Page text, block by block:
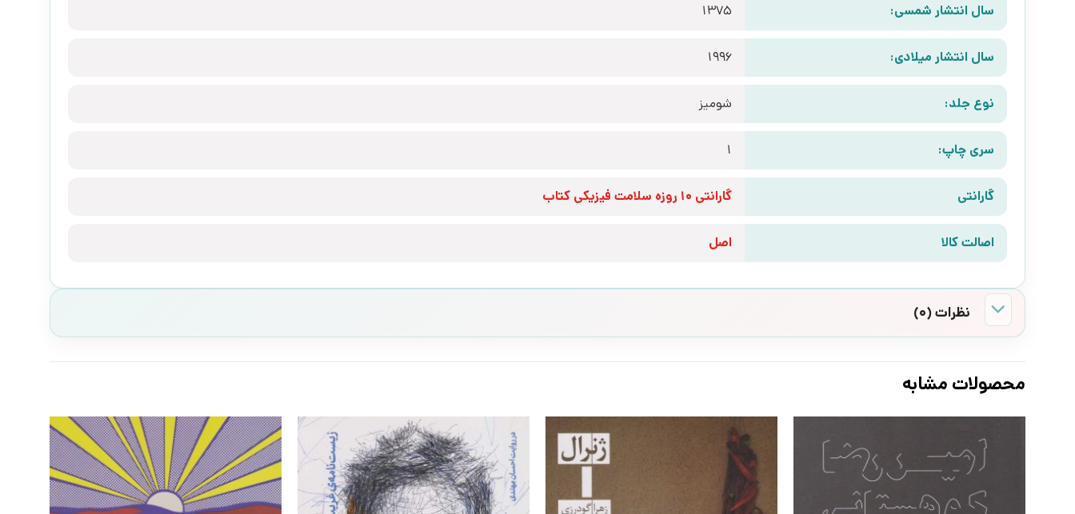
سال انتشار شمسی: 1375
سال انتشار میلادی: 1996
نوع جلد: شومیز
سری چاپ: 1
گارانتی گارانتی 10 روزه سلامت فیزیکی کتاب
اصالت کالا اصل
نظرات (0)
محصولات مشابه